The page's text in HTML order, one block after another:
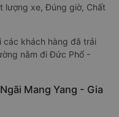
lượng xe, Đúng giờ, Chất
khách hàng đã trải
nằm đi Đức Phổ -
Mang Yang - Gia